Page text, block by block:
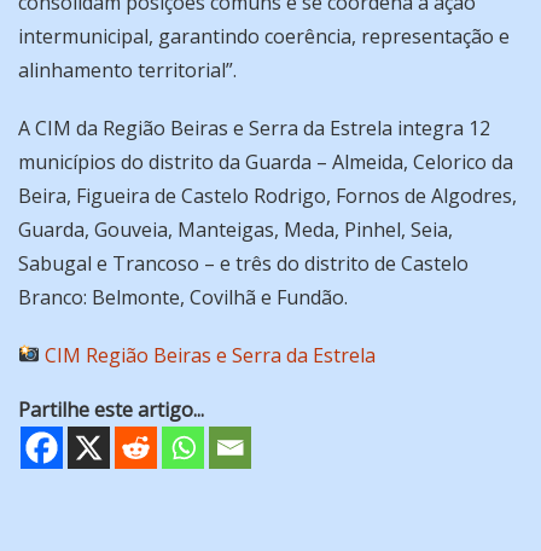
intermunicipal, garantindo coerência, representação e
alinhamento territorial”.
A CIM da Região Beiras e Serra da Estrela integra 12
municípios do distrito da Guarda – Almeida, Celorico da
Beira, Figueira de Castelo Rodrigo, Fornos de Algodres,
Guarda, Gouveia, Manteigas, Meda, Pinhel, Seia,
Sabugal e Trancoso – e três do distrito de Castelo
Branco: Belmonte, Covilhã e Fundão.
CIM Região Beiras e Serra da Estrela
Partilhe este artigo...